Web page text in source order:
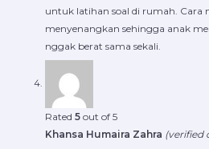
untuk latihan soal di rumah. Cara
menyenangkan sehingga anak
nggak berat sama sekali.
Rated 5 out of 5
Khansa Humaira Zahra (verified